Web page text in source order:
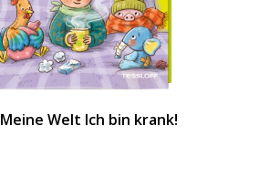
Meine Welt Ich bin krank!